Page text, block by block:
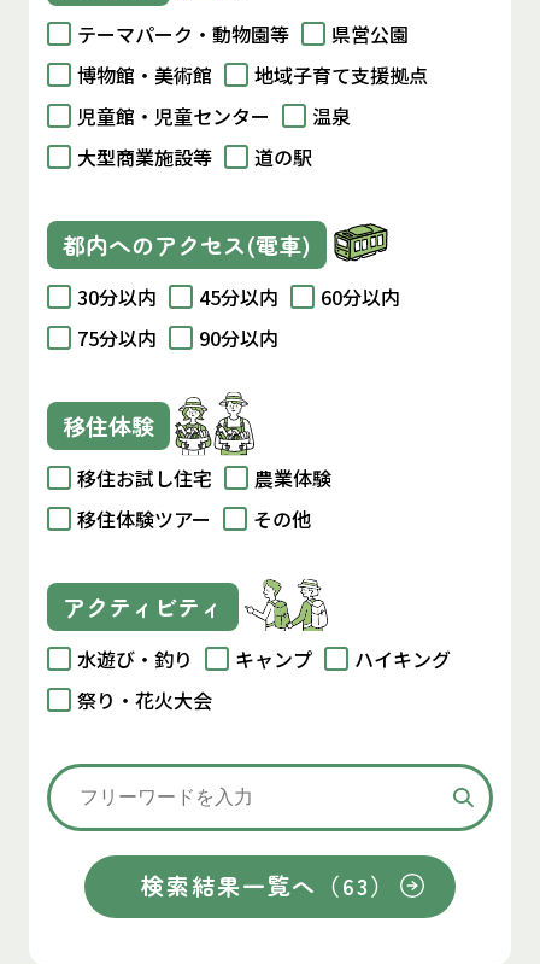
テーマパーク・動物園等
県営公園
博物館・美術館
地域子育て支援拠点
児童館・児童センター
温泉
大型商業施設等
道の駅
都内へのアクセス(電車)
30分以内 45分以内
60分以内
75分以内
90分以内
移住体験
移住お試し住宅
農業体験
移住体験ツアー
その他
アクティビティ
水遊び・釣り キャンプ
ハイキング
祭り・花火大会